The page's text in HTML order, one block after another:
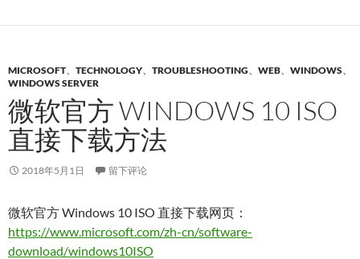
MICROSOFT、 TECHNOLOGY、 TROUBLESHOOTING、 WEB、 WINDOWS、
WINDOWS SERVER
微软官方 WINDOWS 10 ISO
直接下载方法
2018年5月1日 留下评论
微软官方 Windows 10 ISO 直接下载网页：
https://www.microsoft.com/zh-cn/software-
download/windows10ISO